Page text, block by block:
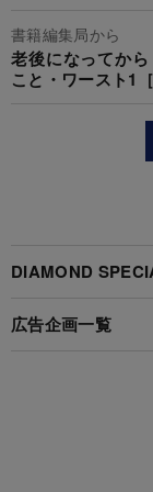
書籍編集局から
老後になってか
こと・ワースト1
DIAMOND
広告企画一覧